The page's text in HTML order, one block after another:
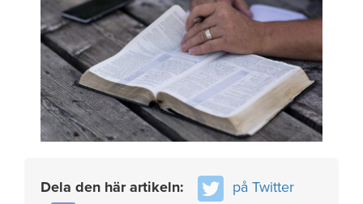
Dela den här artikeln:
på Twitter